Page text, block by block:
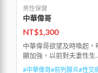
男性保健
中華偉哥
NT$1,300
中華偉哥欲望及時喚起，
顯加強，以前對夫妻性生
的懼怕感，隨時被沖動所
#中華偉哥#前列腺炎#性交